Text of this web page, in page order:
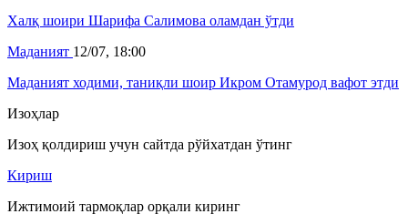
Халқ шоири Шарифа Салимова оламдан ўтди
Маданият 12/07, 18:00
Маданият ходими, таниқли шоир Икром Отамурод вафот этди
Изоҳлар
Изоҳ қолдириш учун сайтда рўйхатдан ўтинг
Кириш
Ижтимоий тармоқлар орқали киринг